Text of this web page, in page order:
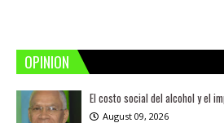
OPINION
El costo social del alcohol y el
August 09, 2026